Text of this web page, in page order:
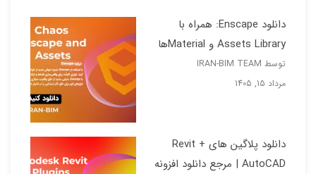
دانلود Enscape: همراه با
Assets Library و Materialها
توسط IRAN-BIM TEAM
مرداد 15, 1405
دانلود پلاگین های Revit +
AutoCAD | مرجع دانلود افزونه